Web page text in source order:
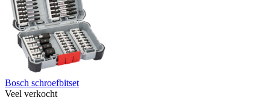
Bosch schroefbitset
Veel verkocht